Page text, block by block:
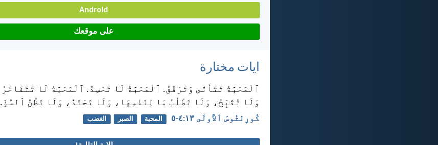
Android
على موقعك
ايات مختارة
ٱلْمَحَبَّةُ تَتَأَنَّى وَتَرْفُقُ. ٱلْمَحَبَّةُ لَا تَحْسِدُ. ٱلْمَحَبَّةُ لَا
وَلَا تُقَبِّحُ، وَلَا تَطْلُبُ مَا لِنَفْسِهَا، وَلَا تَحْتَدُّ، وَلَا تَظُنُّ ٱلسُّؤَ.
كُورِنْثُوسَ ٱلأُولَى ١٣:‏٤-‏٥ المحبة الصبر الغضب